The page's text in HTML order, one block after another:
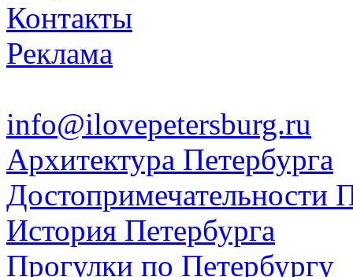
Контакты
Реклама
info@ilovepetersburg.ru
Архитектура Петербурга
Достопримечательности
История Петербурга
Прогулки по Петербургу